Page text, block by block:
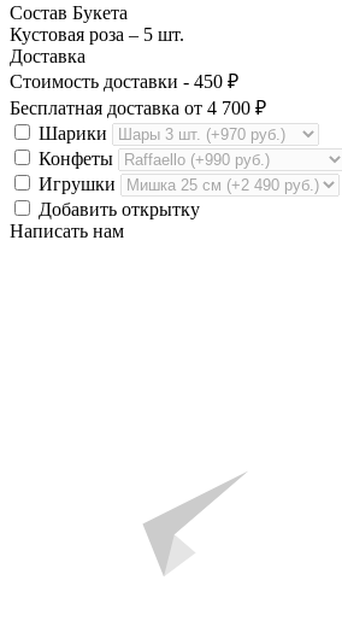
Состав Букета
Кустовая роза – 5 шт.
Доставка
Стоимость доставки - 450 ₽
Бесплатная доставка от 4 700 ₽
Шарики
Конфеты
Игрушки
Добавить открытку
Написать нам